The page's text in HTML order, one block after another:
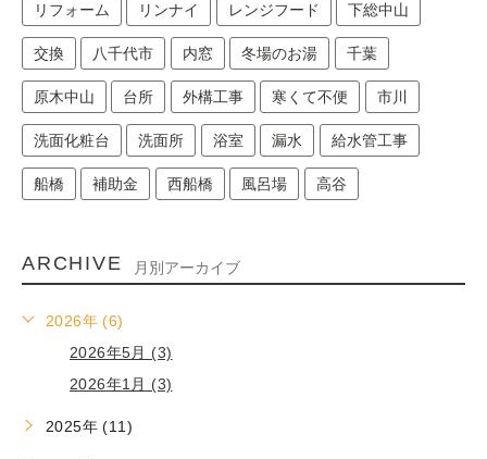
リフォーム リンナイ レンジフード 下総中山
交換 八千代市 内窓 冬場のお湯 千葉
原木中山 台所 外構工事 寒くて不便 市川
洗面化粧台 洗面所 浴室 漏水 給水管工事
船橋 補助金 西船橋 風呂場 高谷
ARCHIVE 月別アーカイブ
2026年 (6)
2026年5月 (3)
2026年1月 (3)
2025年 (11)